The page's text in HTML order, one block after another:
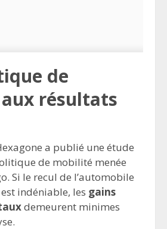
de
résultats
a publié une étude
de mobilité menée
Si le recul de l’automobile
indéniable, les gains
demeurent minimes